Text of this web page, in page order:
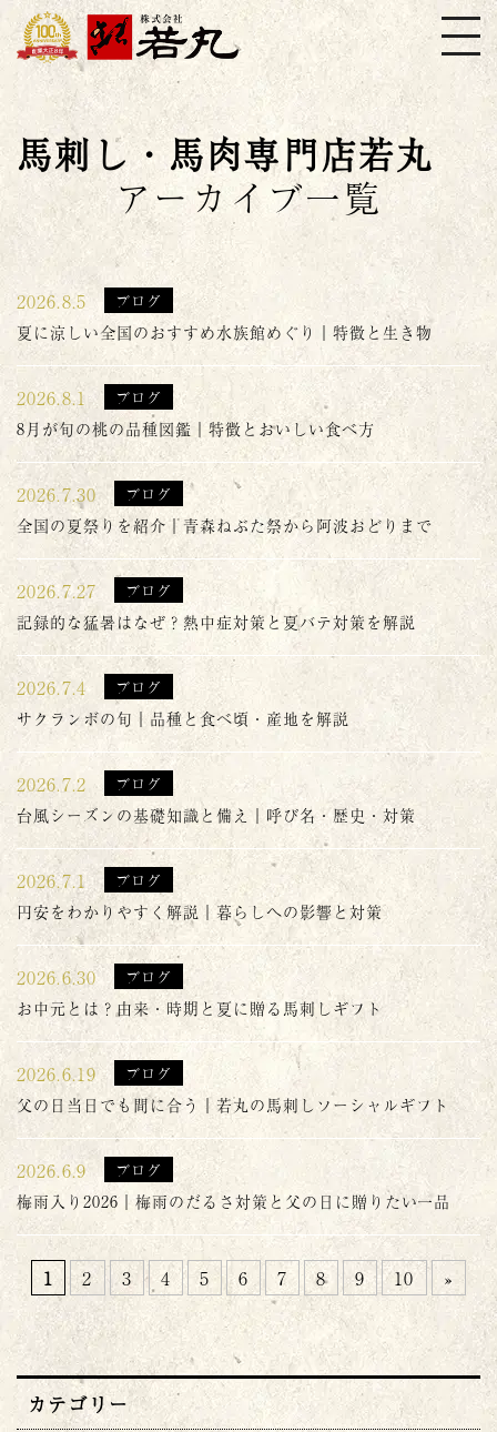
株式会社若丸
馬刺し・馬肉専門店若丸
アーカイブ一覧
2026.8.5 ブログ
夏に涼しい全国のおすすめ水族館めぐり｜特徴と生き物
2026.8.1 ブログ
8月が旬の桃の品種図鑑｜特徴とおいしい食べ方
2026.7.30 ブログ
全国の夏祭りを紹介｜青森ねぶた祭から阿波おどりまで
2026.7.27 ブログ
記録的な猛暑はなぜ？熱中症対策と夏バテ対策を解説
2026.7.4 ブログ
サクランボの旬｜品種と食べ頃・産地を解説
2026.7.2 ブログ
台風シーズンの基礎知識と備え｜呼び名・歴史・対策
2026.7.1 ブログ
円安をわかりやすく解説｜暮らしへの影響と対策
2026.6.30 ブログ
お中元とは？由来・時期と夏に贈る馬刺しギフト
2026.6.19 ブログ
父の日当日でも間に合う｜若丸の馬刺しソーシャルギフト
2026.6.9 ブログ
梅雨入り2026｜梅雨のだるさ対策と父の日に贈りたい一品
1 2 3 4 5 6 7 8 9 10 »
カテゴリー